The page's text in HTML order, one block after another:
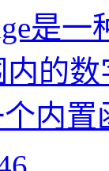
是
的数
内